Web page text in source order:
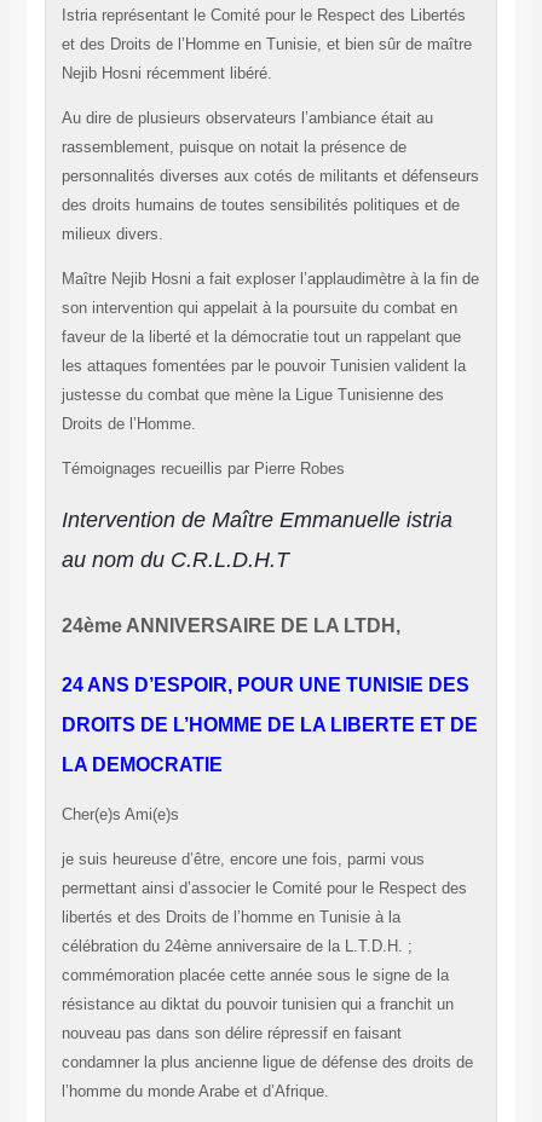
Istria représentant le Comité pour le Respect des Libertés
et des Droits de l’Homme en Tunisie, et bien sûr de maître
Nejib Hosni récemment libéré.
Au dire de plusieurs observateurs l’ambiance était au
rassemblement, puisque on notait la présence de
personnalités diverses aux cotés de militants et défenseurs
des droits humains de toutes sensibilités politiques et de
milieux divers.
Maître Nejib Hosni a fait exploser l’applaudimètre à la fin de
son intervention qui appelait à la poursuite du combat en
faveur de la liberté et la démocratie tout un rappelant que
les attaques fomentées par le pouvoir Tunisien valident la
justesse du combat que mène la Ligue Tunisienne des
Droits de l’Homme.
Témoignages recueillis par Pierre Robes
Intervention de Maître Emmanuelle istria
au nom du C.R.L.D.H.T
24ème ANNIVERSAIRE DE LA LTDH ,
24 ANS D’ESPOIR, POUR UNE TUNISIE DES
DROITS DE L’HOMME DE LA LIBERTE ET DE
LA DEMOCRATIE
Cher(e)s Ami(e)s
je suis heureuse d’être, encore une fois, parmi vous
permettant ainsi d’associer le Comité pour le Respect des
libertés et des Droits de l’homme en Tunisie à la
célébration du 24ème anniversaire de la L.T.D.H. ;
commémoration placée cette année sous le signe de la
résistance au diktat du pouvoir tunisien qui a franchit un
nouveau pas dans son délire répressif en faisant
condamner la plus ancienne ligue de défense des droits de
l’homme du monde Arabe et d’Afrique.